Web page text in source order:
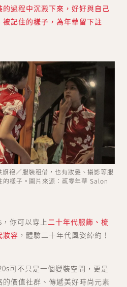
過程中沉澱下來，好好與自己
記住的樣子，為年華留下註
袍／服裝租借，也有妝髮、攝影等服
樣子。圖片來源：貳零年華 Salon
你可以穿上 二十年代服飾、梳
妝容 ，體驗二十年代風姿綽約！
可不只是一個變裝空間，更是
價值社群、傳遞美好時尚元素